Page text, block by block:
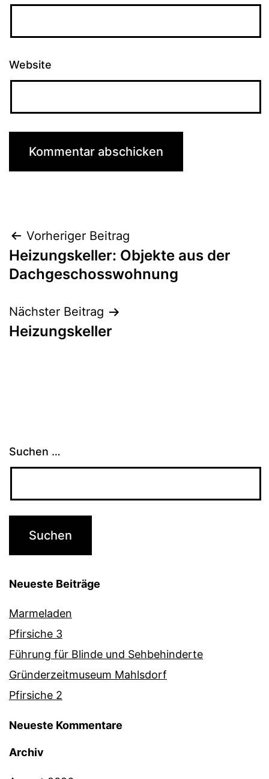
Website
Beitragsnavigation
Vorheriger Beitrag
Heizungskeller: Objekte aus der
Dachgeschosswohnung
Nächster Beitrag
Heizungskeller
Suchen …
Neueste Beiträge
Marmeladen
Pfirsiche 3
Führung für Blinde und Sehbehinderte
Gründerzeitmuseum Mahlsdorf
Pfirsiche 2
Neueste Kommentare
Archiv